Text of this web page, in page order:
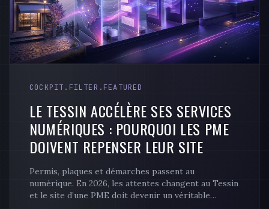
COCKPIT.FILTER.FEATURED
LE TESSIN ACCÉLÈRE SES SERVICES
NUMÉRIQUES : POURQUOI LES PME
DOIVENT REPENSER LEUR SITE
Permis, plaques et démarches passent au
numérique. En 2026, les attentes changent au Tessin
et le site d’une PME doit devenir un véritable